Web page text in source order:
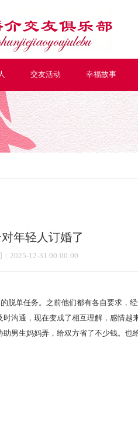
交友活动 幸福故事
年轻人订婚了
：2025-12-31 00:00:00
单任务。之前他们都有各自要求，
沟通，现在变成了相互理解，感情
男生妈妈弄，给双方省了不少钱。